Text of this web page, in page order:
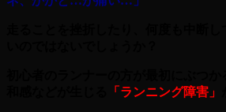
「ランニング障害」